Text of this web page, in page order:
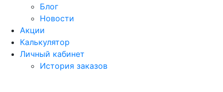
Блог
Новости
Акции
Калькулятор
Личный кабинет
История заказов